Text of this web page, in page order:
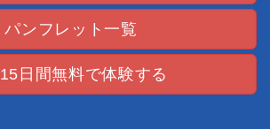
パンフレット一覧
15日間無料で体験する